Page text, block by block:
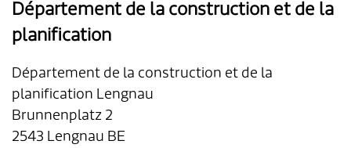
Département de la construction et de la
planification
Département de la construction et de la
planification Lengnau
Brunnenplatz 2
2543 Lengnau BE